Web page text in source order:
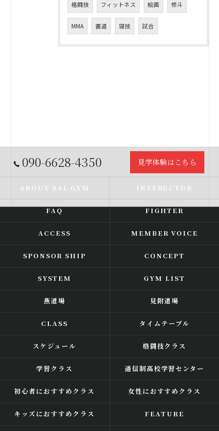
格闘技 フィットネス 絵画 修斗
MMA 書道 寝技 試合
090-6628-4350 見学体験はこちら
ABOUT SAI-GYM INSTRUCTOR
FAQ FIGHTER
ACCESS MEMBER VOICE
SPONSOR SHIP CONCEPT
SYSTEM GYM LIST
燕道場 見附道場
CLASS タイムテーブル
スケジュール 格闘技クラス
学習クラス 通信制高校学習センター
初心者におすすめクラス 女性におすすめクラス
キッズにおすすめクラス FEATURE